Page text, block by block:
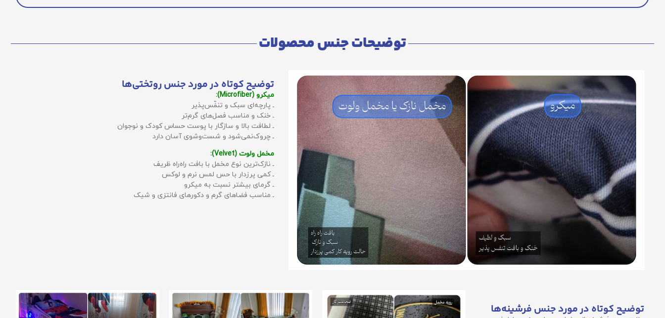
توضیحات جنس محصولات
توضیح کوتاه در مورد جنس روتختی‌ها
میکرو (Microfiber):
ـ پارچه‌ای سبک و تنفّس‌پذیر
ـ خنک و مناسب فصل‌های گرم‌تر
ـ لطافت بالا و سازگار با پوست حساس کودک و نوجوان
ـ چروک‌نمی‌شود و شست‌وشوی آسان دارد
مخمل ولوت (Velvet):
ـ نازک‌ترین نوع مخمل با بافت راه‌راه ظریف
ـ کمی پرزدار با حس لمس نرم و لوکس
ـ گرمای بیشتر نسبت به میکرو
ـ مناسب فضاهای گرم و دکورهای فانتزی و شیک
توضیح کوتاه در مورد جنس فرشینه‌ها